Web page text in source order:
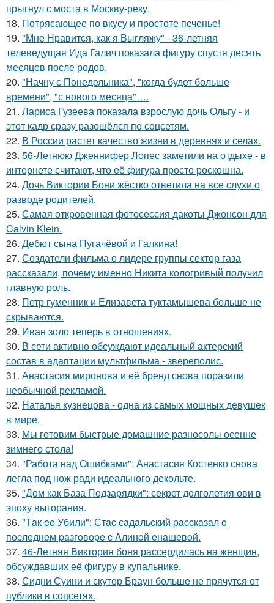
прыгнул с моста в Москву-реку.
18. Потрясающее по вкусу и простоте печенье!
19. "Мне Нравится, как я Выгляжу" - 36-летняя
телеведущая Ида Галич показала фигуру спустя десять
месяцев после родов.
20. "Начну с Понедельника", "когда будет больше
времени", "с нового месяца"….
21. Лариса Гузеева показала взрослую дочь Ольгу - и
этот кадр сразу разошёлся по соцсетям.
22. В России растет качество жизни в деревнях и селах.
23. 56-Летнюю Дженнифер Лопес заметили на отдыхе - в
интернете считают, что её фигура просто роскошна.
24. Дочь Виктории Бони жёстко ответила на все слухи о
разводе родителей.
25. Самая откровенная фотосессия дакоты Джонсон для
Calvin Klein.
26. Дебют сына Пугачёвой и Галкина!
27. Создатели фильма о лидере группы сектор газа
рассказали, почему именно Никита кологривый получил
главную роль.
28. Петр гуменник и Елизавета туктамышева больше не
скрываются.
29. Иван золо теперь в отношениях.
30. В сети активно обсуждают идеальный актерский
состав в адаптации мультфильма - звереполис.
31. Анастасия миронова и её бренд снова поразили
необычной рекламой.
32. Наталья кузнецова - одна из самых мощных девушек
в мире.
33. Мы готовим быстрые домашние разносолы осенне
зимнего стола!
34. "Работа над Ошибками": Анастасия Костенко снова
легла под нож ради идеального декольте.
35. "Дом как База Подзарядки": секрет долголетия ови в
эпоху выгорания.
36. "Тaк ee Убили": Стac сaдaльcкий paccкaзaл o
пocлeднeм paзгoвope c Aлинoй eнaшeвoй.
37. 46-Летняя Виктория боня рассердилась на женщин,
обсуждавших её фигуру в купальнике.
38. Сидни Суини и скутер Браун больше не прячутся от
публики в соцсетях.